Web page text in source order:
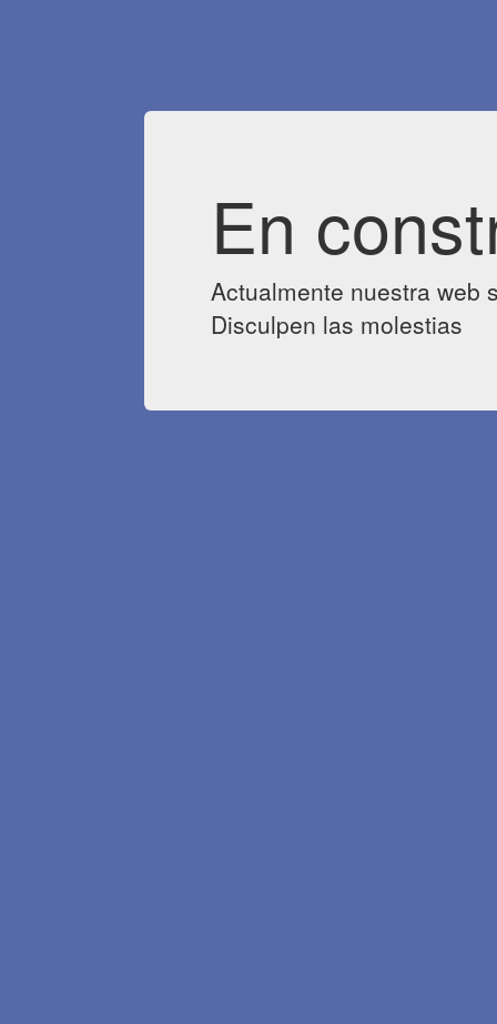
En
Actualmente nuestra web
Disculpen las molestias